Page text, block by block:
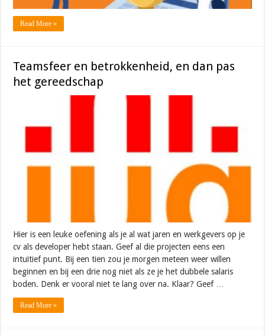
Read More »
Teamsfeer en betrokkenheid, en dan pas
het gereedschap
Hier is een leuke oefening als je al wat jaren en werkgevers op je
cv als developer hebt staan. Geef al die projecten eens een
intuïtief punt. Bij een tien zou je morgen meteen weer willen
beginnen en bij een drie nog niet als ze je het dubbele salaris
boden. Denk er vooral niet te lang over na. Klaar? Geef …
Read More »